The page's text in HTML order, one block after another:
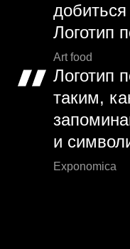
добиться
Логотип
Art food
Логотип
таким,
и
Exponomica